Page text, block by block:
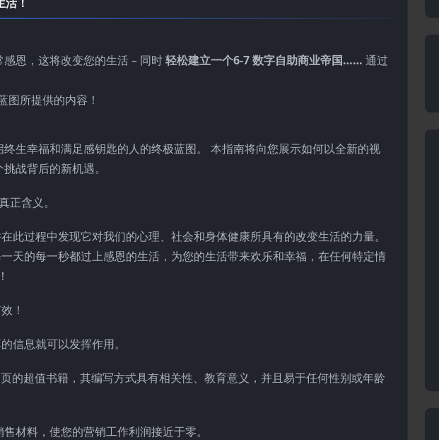
恩，这将改变您的生活 – 同时轻松建立一个6-7 数字自助商业帝国…… 通过
所提供的内容！
生幸福和满足感钥匙的人的终极蓝图。 本指南将向您展示如何以全新的视
战背后的新机遇。
正含义。
过程中发现它对我们的心理、社会和身体健康所具有的改变生活的力量。
天的每一秒都过上感恩的生活，为您的生活带来欢乐和幸福，在任何特定情
！
信息就可以发挥作用。
的超值书籍，其编写方式具有相关性、教育意义，并且易于任何性别或年龄
材料，使您的营销工作利润接近于零。